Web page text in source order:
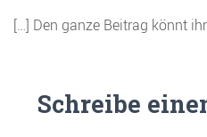
[…] Den ganze Beitrag könnt
Schreibe